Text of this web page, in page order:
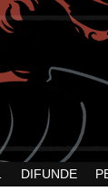
DIFUNDE